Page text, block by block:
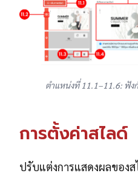
ตำแหน่งที่ 11.1–11.6: ฟั
การตั้งค่าสไลด์
ปรับแต่งการแสดงผลของ